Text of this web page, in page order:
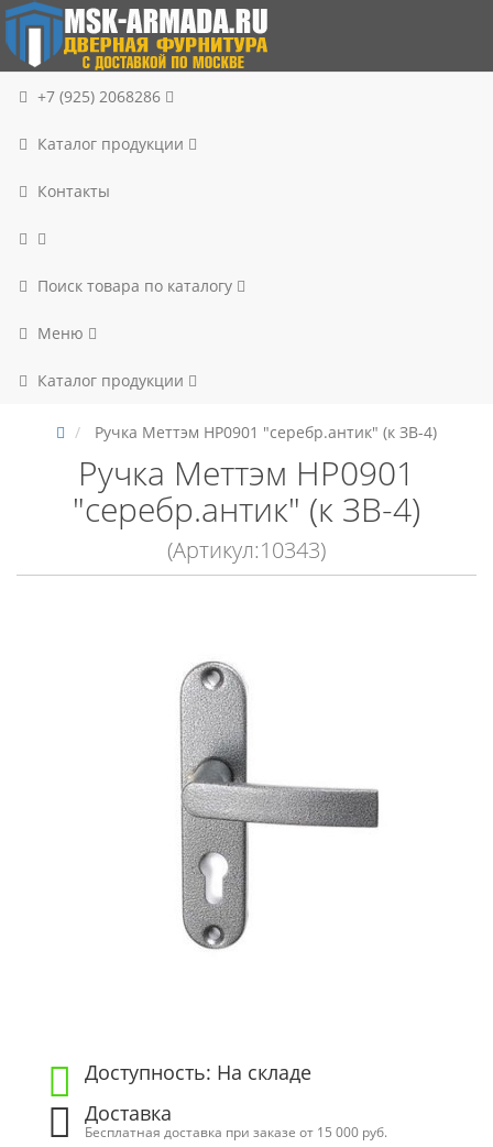
+7 (925) 2068286
Каталог продукции
Контакты
Поиск товара по каталогу
Меню
Каталог продукции
Ручка Меттэм НР0901 "серебр.антик" (к ЗВ-4)
Ручка Меттэм НР0901
"серебр.антик" (к ЗВ-4)
(Артикул:10343)
Доступность: На складе
Доставка
Бесплатная доставка при заказе от 15 000 руб.